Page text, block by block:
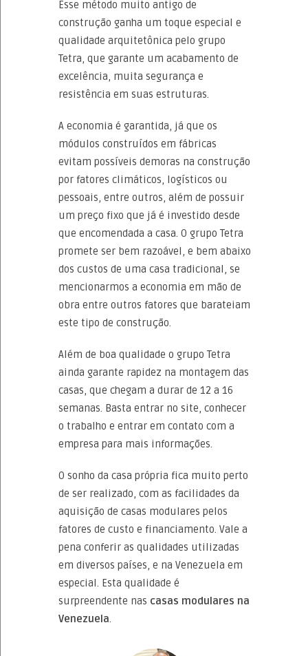
Esse método muito antigo de
construção ganha um toque especial e
qualidade arquitetônica pelo grupo
Tetra, que garante um acabamento de
excelência, muita segurança e
resistência em suas estruturas.
A economia é garantida, já que os
módulos construídos em fábricas
evitam possíveis demoras na construção
por fatores climáticos, logísticos ou
pessoais, entre outros, além de possuir
um preço fixo que já é investido desde
que encomendada a casa. O grupo Tetra
promete ser bem razoável, e bem abaixo
dos custos de uma casa tradicional, se
mencionarmos a economia em mão de
obra entre outros fatores que barateiam
este tipo de construção.
Além de boa qualidade o grupo Tetra
ainda garante rapidez na montagem das
casas, que chegam a durar de 12 a 16
semanas. Basta entrar no site, conhecer
o trabalho e entrar em contato com a
empresa para mais informações.
O sonho da casa própria fica muito perto
de ser realizado, com as facilidades da
aquisição de casas modulares pelos
fatores de custo e financiamento. Vale a
pena conferir as qualidades utilizadas
em diversos países, e na Venezuela em
especial. Esta qualidade é
surpreendente nas casas modulares na
Venezuela.